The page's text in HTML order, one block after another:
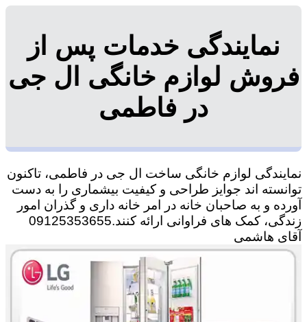
نمایندگی خدمات پس از
فروش لوازم خانگی ال جی
در فاطمی
نمایندگی لوازم خانگی ساخت ال جی در فاطمی، تاکنون
توانسته اند جوایز طراحی و کیفیت بیشماری را به دست
آورده و به صاحبان خانه در امر خانه داری و گذران امور
زندگی، کمک های فراوانی ارائه کنند.09125353655
آقای هاشمی